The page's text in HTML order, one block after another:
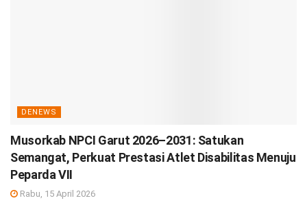
DENEWS
Musorkab NPCI Garut 2026–2031: Satukan
Semangat, Perkuat Prestasi Atlet Disabilitas Menuju
Peparda VII
Rabu, 15 April 2026